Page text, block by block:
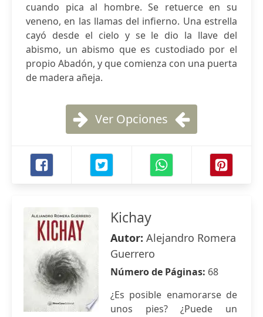
cuando pica al hombre. Se retuerce en su
veneno, en las llamas del infierno. Una estrella
cayó desde el cielo y se le dio la llave del
abismo, un abismo que es custodiado por el
propio Abadón, y que comienza con una puerta
de madera añeja.
Ver Opciones
Kichay
Autor: Alejandro Romera
Guerrero
Número de Páginas: 68
¿Es posible enamorarse de
unos pies? ¿Puede un